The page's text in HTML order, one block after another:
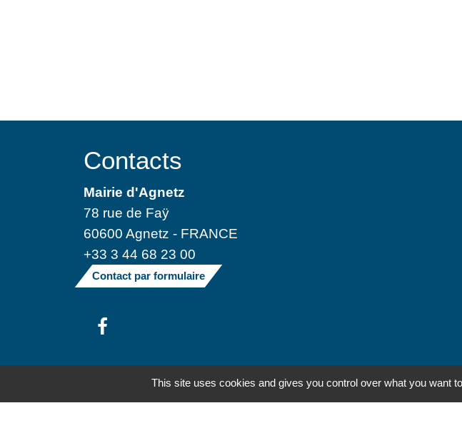
Contacts
Mairie d'Agnetz
78 rue de Faÿ
60600 Agnetz - FRANCE
+33 3 44 68 23 00
Contact par formulaire
Mentions légales - Politique de confidentialité - Accessibilité
This site uses cookies and gives you control over what you want